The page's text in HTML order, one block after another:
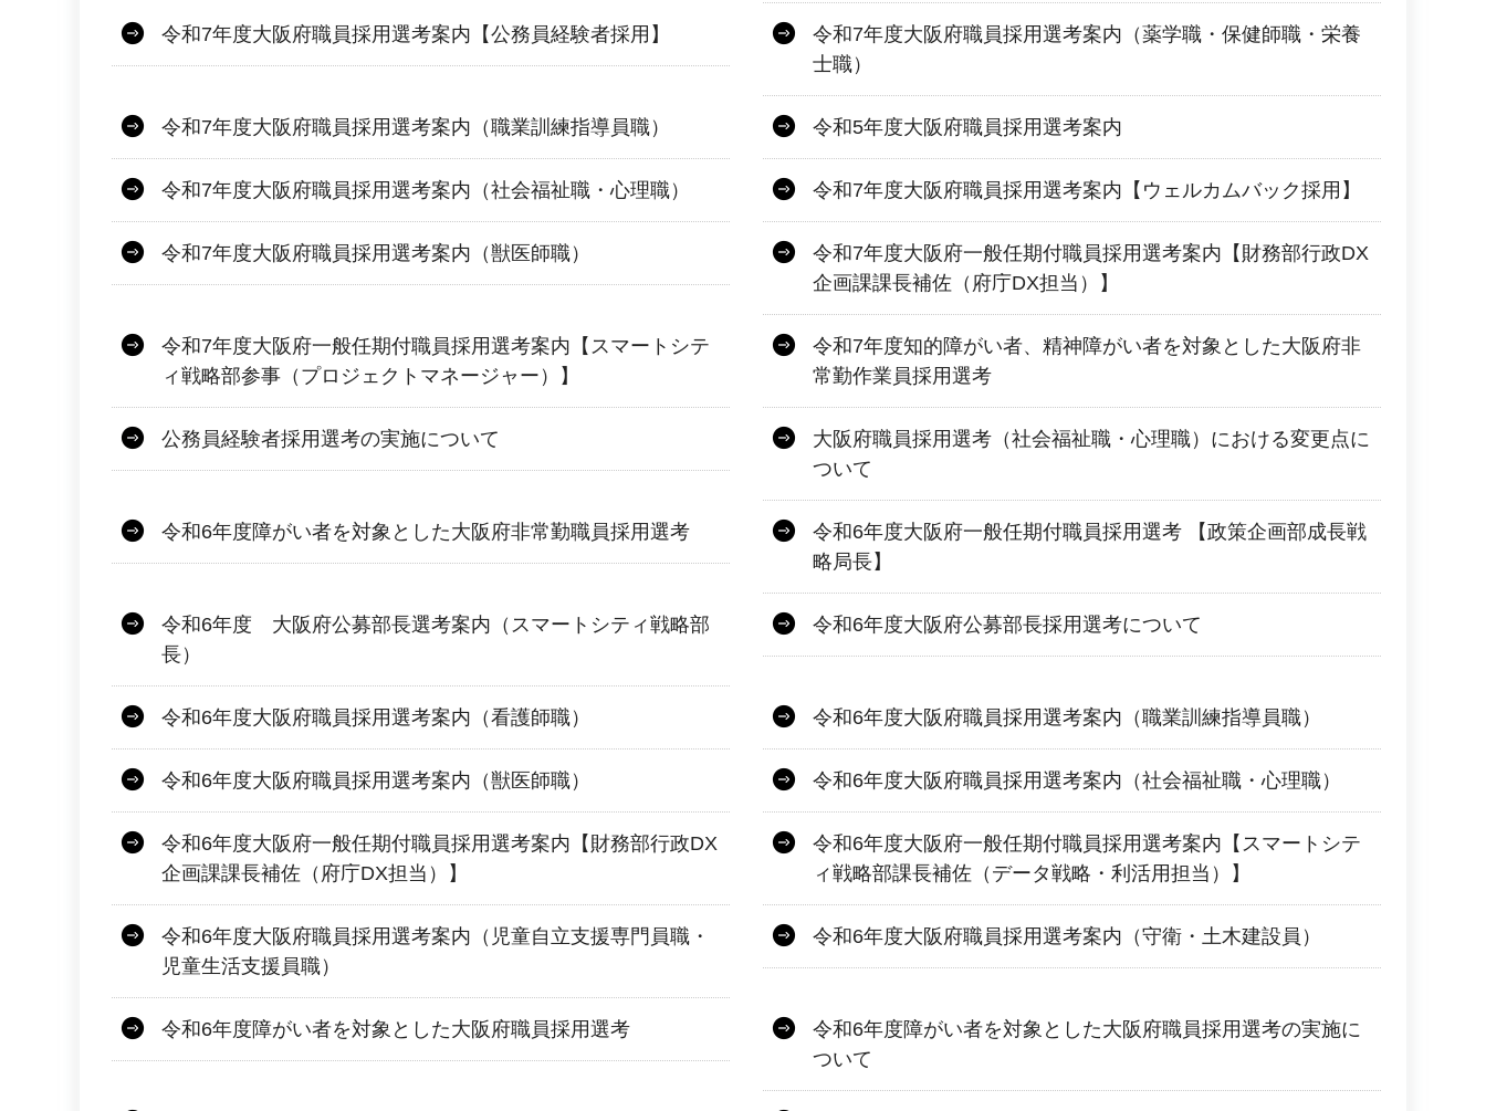
令和7年度大阪府職員採用選考案内【公務員経験者採用】
令和7年度大阪府職員採用選考案内（薬学職・保健師職・栄養
士職）
令和7年度大阪府職員採用選考案内（職業訓練指導員職） 令和5年度大阪府職員採用選考案内
令和7年度大阪府職員採用選考案内（社会福祉職・心理職） 令和7年度大阪府職員採用選考案内【ウェルカムバック採用】
令和7年度大阪府職員採用選考案内（獣医師職）
令和7年度大阪府一般任期付職員採用選考案内【財務部行政DX
企画課課長補佐（府庁DX担当）】
令和7年度大阪府一般任期付職員採用選考案内【スマートシテ
ィ戦略部参事（プロジェクトマネージャー）】
令和7年度知的障がい者、精神障がい者を対象とした大阪府非
常勤作業員採用選考
公務員経験者採用選考の実施について
大阪府職員採用選考（社会福祉職・心理職）における変更点に
ついて
令和6年度障がい者を対象とした大阪府非常勤職員採用選考
令和6年度大阪府一般任期付職員採用選考 【政策企画部成長戦
略局長】
令和6年度 大阪府公募部長選考案内（スマートシティ戦略部
長）
令和6年度大阪府公募部長採用選考について
令和6年度大阪府職員採用選考案内（看護師職） 令和6年度大阪府職員採用選考案内（職業訓練指導員職）
令和6年度大阪府職員採用選考案内（獣医師職） 令和6年度大阪府職員採用選考案内（社会福祉職・心理職）
令和6年度大阪府一般任期付職員採用選考案内【財務部行政DX
企画課課長補佐（府庁DX担当）】
令和6年度大阪府一般任期付職員採用選考案内【スマートシテ
ィ戦略部課長補佐（データ戦略・利活用担当）】
令和6年度大阪府職員採用選考案内（児童自立支援専門員職・
児童生活支援員職）
令和6年度大阪府職員採用選考案内（守衛・土木建設員）
令和6年度障がい者を対象とした大阪府職員採用選考
令和6年度障がい者を対象とした大阪府職員採用選考の実施に
ついて